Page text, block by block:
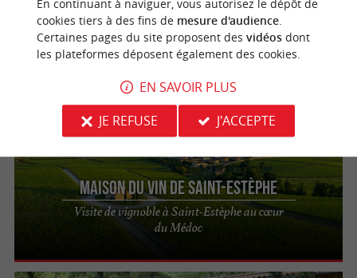
Château La Verrière
Un vignoble magnifique à visiter
Maison du Vin de Saint-Estèphe
Visite de vignoble à Saint-Estèphe au cœur
du Médoc
Saint-Estèphe
En continuant à naviguer, vous autorisez le dépôt de
cookies tiers à des fins de mesure d'audience.
Certaines pages du site proposent des vidéosdont
les plateformes déposent également des cookies.
EN SAVOIR PLUS
JE REFUSE
J'ACCEPTE